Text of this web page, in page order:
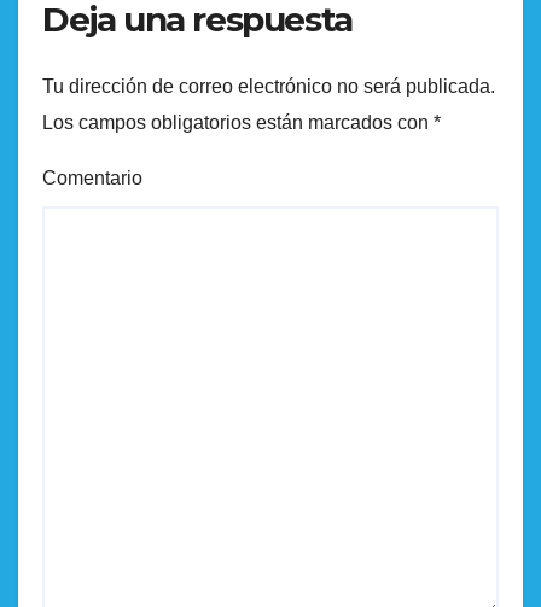
Deja una respuesta
Tu dirección de correo electrónico no será publicada.
Los campos obligatorios están marcados con *
Comentario